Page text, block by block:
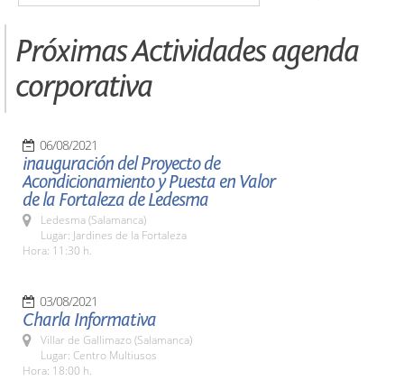
Próximas Actividades agenda
corporativa
06/08/2021
inauguración del Proyecto de
Acondicionamiento y Puesta en Valor
de la Fortaleza de Ledesma
Ledesma (Salamanca)
Lugar: Jardines de la Fortaleza
Hora: 11:30 h.
03/08/2021
Charla Informativa
Villar de Gallimazo (Salamanca)
Lugar: Centro Multiusos
Hora: 18:00 h.